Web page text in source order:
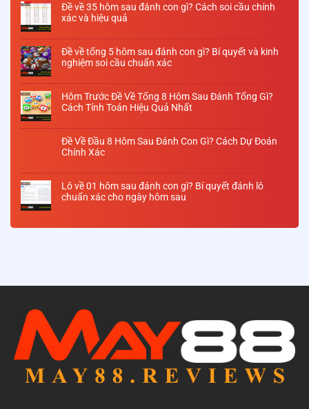
Đề về 35 hôm sau đánh con gì? Cách soi cầu chính
xác và hiệu quả
Đề về tổng 5 hôm sau đánh con gì? Bí quyết và kinh
nghiệm soi cầu chuẩn xác
Hôm Trước Đề Về Tổng 8 Hôm Sau Đánh Tổng Gì?
Cách Tính Toán Hiệu Quả Nhất
Đề Về Đầu 8 Hôm Sau Đánh Con Gì? Cách Dự Đoán
Chính Xác
Lô về 01 hôm sau đánh con gì? Bí quyết đánh lô
chuẩn xác cho ngày hôm sau